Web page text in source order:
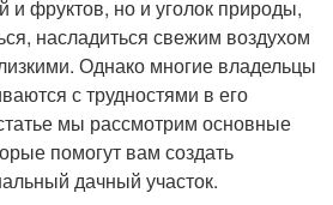
фруктов, но и уголок природы,
насладиться свежим воздухом
Однако многие владельцы
с трудностями в его
мы рассмотрим основные
помогут вам создать
дачный участок.